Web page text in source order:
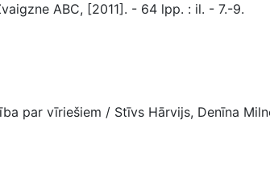
ABC, [2011]. - 64 lpp. : il. - 7.-9.
vīriešiem / Stīvs Hārvijs, Denīna